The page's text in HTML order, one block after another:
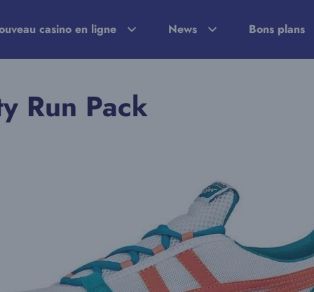
casino en ligne News Bons plans
Run Pack